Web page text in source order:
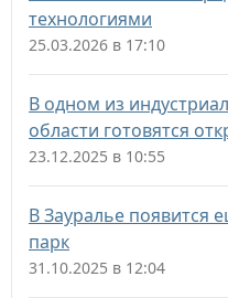
технологиями
25.03.2026 в 17:10
В одном из
области готовятся
23.12.2025 в 10:55
В Зауралье появится
парк
31.10.2025 в 12:04